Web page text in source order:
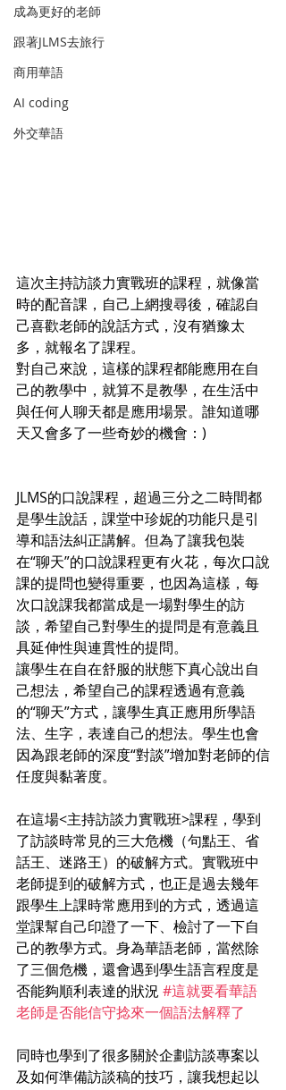
成為更好的老師
跟著JLMS去旅行
商用華語
AI coding
外交華語
這次主持訪談力實戰班的課程，就像當
時的配音課，自己上網搜尋後，確認自
己喜歡老師的說話方式，沒有猶豫太
多，就報名了課程。
對自己來說，這樣的課程都能應用在自
己的教學中，就算不是教學，在生活中
與任何人聊天都是應用場景。誰知道哪
天又會多了一些奇妙的機會：)
JLMS的口說課程，超過三分之二時間都
是學生說話，課堂中珍妮的功能只是引
導和語法糾正講解。但為了讓我包裝
在“聊天”的口說課程更有火花，每次口說
課的提問也變得重要，也因為這樣，每
次口說課我都當成是一場對學生的訪
談，希望自己對學生的提問是有意義且
具延伸性與連貫性的提問。
讓學生在自在舒服的狀態下真心說出自
己想法，希望自己的課程透過有意義
的“聊天”方式，讓學生真正應用所學語
法、生字，表達自己的想法。學生也會
因為跟老師的深度“對談”增加對老師的信
任度與黏著度。
在這場<主持訪談力實戰班>課程，學到
了訪談時常見的三大危機（句點王、省
話王、迷路王）的破解方式。實戰班中
老師提到的破解方式，也正是過去幾年
跟學生上課時常應用到的方式，透過這
堂課幫自己印證了一下、檢討了一下自
己的教學方式。身為華語老師，當然除
了三個危機，還會遇到學生語言程度是
否能夠順利表達的狀況 #這就要看華語
老師是否能信守捻來一個語法解釋了
同時也學到了很多關於企劃訪談專案以
及如何準備訪談稿的技巧，讓我想起以